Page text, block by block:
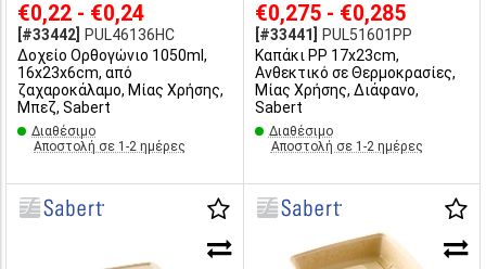
€0,22 - €0,24
[#33442]
PUL46136HC
Δοχείο Ορθογώνιο 1050ml,
16x23x6cm, από
ζαχαροκάλαμο, Μίας Χρήσης,
Μπεζ, Sabert
Διαθέσιμο
Αποστολή σε 1-2 ημέρες
€0,275 - €0,285
[#33441]
PUL51601PP
Καπάκι PP 17x23cm,
Ανθεκτικό σε Θερμοκρασίες,
Μίας Χρήσης, Διάφανο,
Sabert
Διαθέσιμο
Αποστολή σε 1-2 ημέρες